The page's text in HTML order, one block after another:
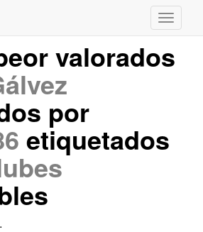
valorados
por
etiquetados